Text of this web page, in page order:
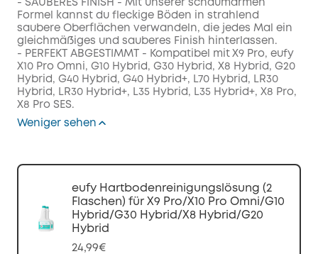
- SAUBERES FINISH - Mit unserer schaumarmen
Formel kannst du fleckige Böden in strahlend
saubere Oberflächen verwandeln, die jedes Mal ein
gleichmäßiges und sauberes Finish hinterlassen.
- PERFEKT ABGESTIMMT - Kompatibel mit X9 Pro, eufy
X10 Pro Omni, G10 Hybrid, G30 Hybrid, X8 Hybrid, G20
Hybrid, G40 Hybrid, G40 Hybrid+, L70 Hybrid, LR30
Hybrid, LR30 Hybrid+, L35 Hybrid, L35 Hybrid+, X8 Pro,
X8 Pro SES.
Weniger sehen
eufy Hartbodenreinigungslösung (2
Flaschen) für X9 Pro/X10 Pro Omni/G10
Hybrid/G30 Hybrid/X8 Hybrid/G20
Hybrid
24,99€